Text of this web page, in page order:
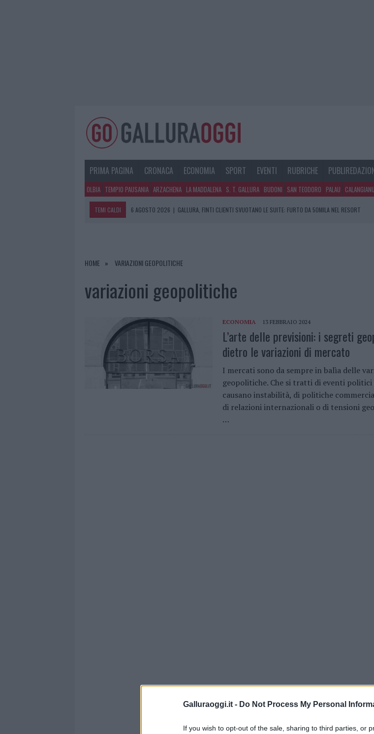
Galluraoggi.it - Do Not Process My Personal
If you wish to opt-out of the sale, sharing to third parties, or
PRIMA PAGINA CRONACA ECONOMIA SPORT EVENTI RUBRICHE
OLBIA TEMPIO PAUSANIA ARZACHENA LA MADDALENA S. T. GALLURA BUDONI SAN TEODORO PALAU
TEMI CALDI 6 AGOSTO 2026 | GALLURA, FINTI CLIENTI SVUOTANO LE SUITE: FURTO DA 50MILA NEL RESORT
6 AGOSTO 2026 | ANDREA MURA CONQUISTA PALAU: GRANDE PARTECIPAZIONE PER IL SUO RACCONTO
HOME VARIAZIONI GEOPOLITICHE
variazioni geopolitiche
ECONOMIA 13 FEBBRAIO 2024
L’arte delle previsioni: i segreti
dietro le variazioni di mercato
I mercati sono da sempre in balìa delle
geopolitiche. Che si tratti di eventi politici
causano instabilità, di politiche
di relazioni internazionali o di tensioni
…